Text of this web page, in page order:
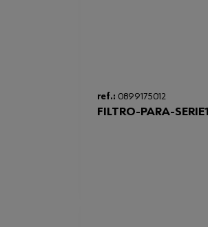
ref.: 0899175012
FILTRO-PARA-